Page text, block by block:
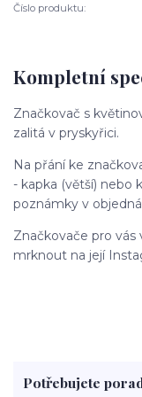
Číslo produktu:
Kompletní
Značkovač s
zalitá v pryskyřici.
Na přání ke
- kapka (větší) nebo
poznámky v
Značkovače pro vás
mrknout na její
Potřebujete